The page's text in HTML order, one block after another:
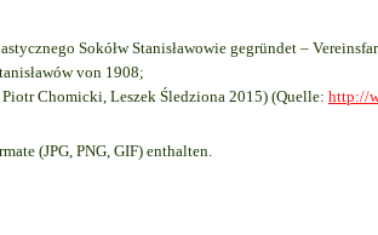
Sokółw Stanisławowie gegründet –
von 1908;
Chomicki, Leszek Śledziona 2015) (Quelle: http://
(JPG, PNG, GIF) enthalten.